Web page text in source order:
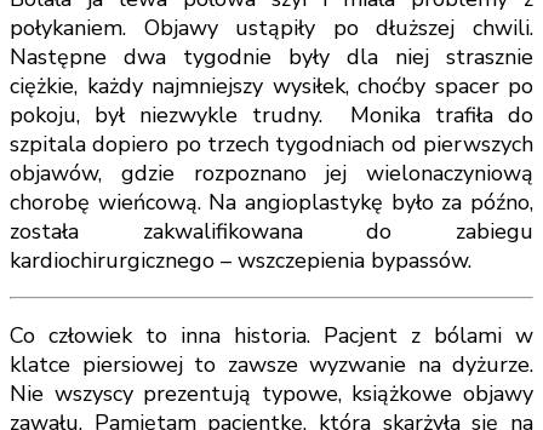
połykaniem. Objawy ustąpiły po dłuższej chwili.
Następne dwa tygodnie były dla niej strasznie
ciężkie, każdy najmniejszy wysiłek, choćby spacer po
pokoju, był niezwykle trudny. Monika trafiła do
szpitala dopiero po trzech tygodniach od pierwszych
objawów, gdzie rozpoznano jej wielonaczyniową
chorobę wieńcową. Na angioplastykę było za późno,
została zakwalifikowana do zabiegu
kardiochirurgicznego – wszczepienia bypassów.
Co człowiek to inna historia. Pacjent z bólami w
klatce piersiowej to zawsze wyzwanie na dyżurze.
Nie wszyscy prezentują typowe, książkowe objawy
zawału. Pamiętam pacjentkę, która skarżyła się na